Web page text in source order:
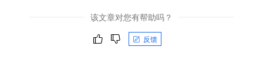
该文章对您有帮助吗？
反馈